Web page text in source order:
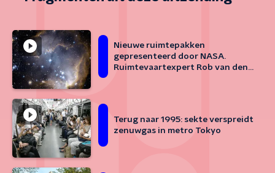
Nieuwe ruimtepakken
gepresenteerd door NASA.
Ruimtevaartexpert Rob van den
Terug naar 1995: sekte verspreidt
zenuwgas in metro Tokyo